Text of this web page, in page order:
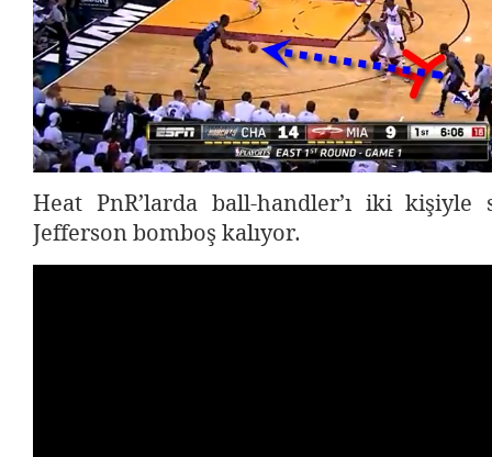
Heat PnR’larda ball-handler’ı iki kişiyle
Jefferson bomboş kalıyor.